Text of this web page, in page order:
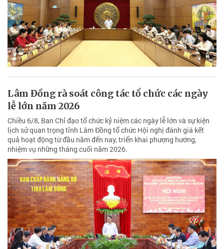
Lâm Đồng rà soát công tác tổ chức các ngày
lễ lớn năm 2026
Chiều 6/8, Ban Chỉ đạo tổ chức kỷ niệm các ngày lễ lớn và sự kiện
lịch sử quan trọng tỉnh Lâm Đồng tổ chức Hội nghị đánh giá kết
quả hoạt động từ đầu năm đến nay, triển khai phương hướng,
nhiệm vụ những tháng cuối năm 2026.